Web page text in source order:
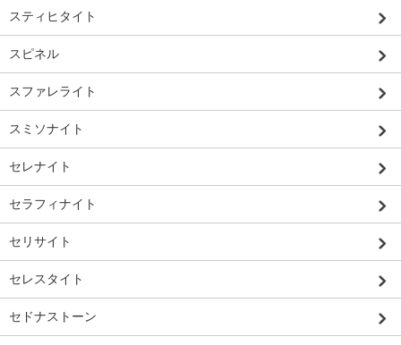
スティヒタイト
スピネル
スファレライト
スミソナイト
セレナイト
セラフィナイト
セリサイト
セレスタイト
セドナストーン